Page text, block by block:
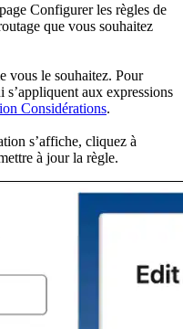
Configurer les règles de
que vous souhaitez
vous le souhaitez. Pour
aux expressions
Considérations.
s’affiche, cliquez à
à jour la règle.